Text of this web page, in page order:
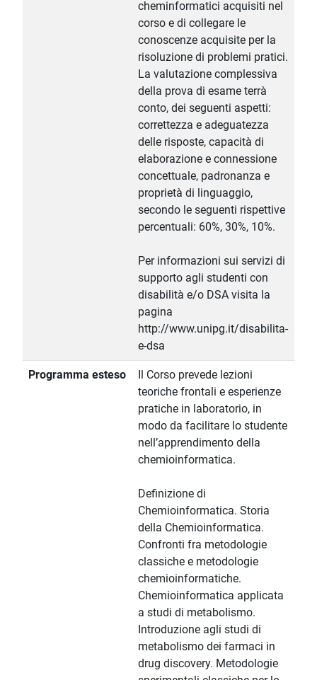
cheminformatici acquisiti nel
corso e di collegare le
conoscenze acquisite per la
risoluzione di problemi pratici.
La valutazione complessiva
della prova di esame terrà
conto, dei seguenti aspetti:
correttezza e adeguatezza
delle risposte, capacità di
elaborazione e connessione
concettuale, padronanza e
proprietà di linguaggio,
secondo le seguenti rispettive
percentuali: 60%, 30%, 10%.
Per informazioni sui servizi di
supporto agli studenti con
disabilità e/o DSA visita la
pagina
http://www.unipg.it/disabilita-
e-dsa
Programma esteso
Il Corso prevede lezioni
teoriche frontali e esperienze
pratiche in laboratorio, in
modo da facilitare lo studente
nell’apprendimento della
chemioinformatica.
Definizione di
Chemioinformatica. Storia
della Chemioinformatica.
Confronti fra metodologie
classiche e metodologie
chemioinformatiche.
Chemioinformatica applicata
a studi di metabolismo.
Introduzione agli studi di
metabolismo dei farmaci in
drug discovery. Metodologie